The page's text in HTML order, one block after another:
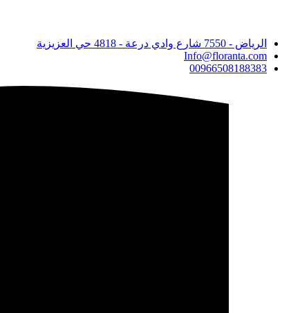
2,100 ريال.
2,000 ريال.
الرياض - 7550 شارع وادي درعة - 4818 حي العزيزية
Info@floranta.com
00966508188383